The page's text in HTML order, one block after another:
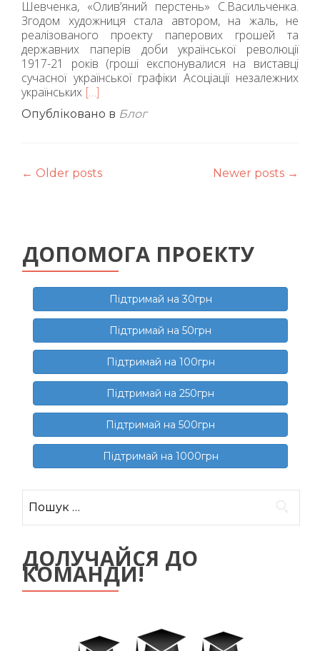
Шевченка, «Олив’яний перстень» С.Васильченка.
Згодом художниця стала автором, на жаль, не
реалізованого проекту паперових грошей та
державних паперів доби української революції
1917-21 років (гроші експонувалися на виставці
сучасної української графіки Асоціації незалежних
українських Читати
проСофія
[…]
Опубліковано в Блог
Posts
← Older posts Newer posts →
ДОПОМОГА ПРОЕКТУ
Підтримай на 30грн
Підтримай на 50грн
Підтримай на 100грн
Підтримай на 250грн
Підтримай на 500грн
Підтримай на 1000грн
ДОЛУЧАЙСЯ ДО
КОМАНДИ!